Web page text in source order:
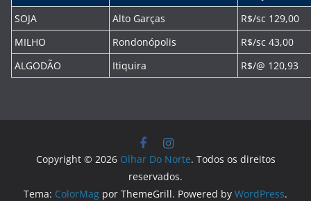
SOJA
Alto Garças
R$/sc 129,00
MILHO
Rondonópolis
R$/sc 43,00
ALGODÃO
Itiquira R$/@ 120,93
Copyright © 2026 Olhar Do Norte. Todos os direitos
reservados.
Tema: ColorMag por ThemeGrill. Powered by WordPress.